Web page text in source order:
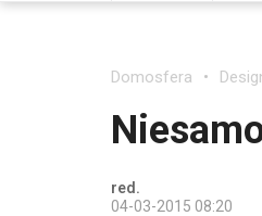
Domosfera
red.
04-03-2015 08:20